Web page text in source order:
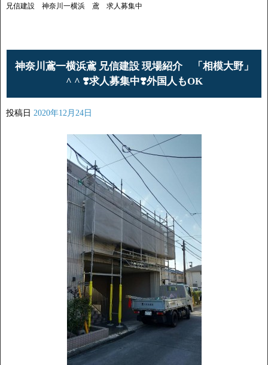
兄信建設 神奈川一横浜 鳶 求人募集中
神奈川鳶一横浜鳶 兄信建設 現場紹介 「相模大野」
^ ^ ❣️求人募集中❣️外国人もOK
投稿日 2020年12月24日